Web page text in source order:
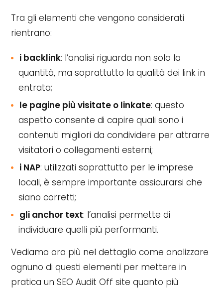
Tra gli elementi che vengono considerati
rientrano:
i backlink: l’analisi riguarda non solo la
quantità, ma soprattutto la qualità dei link in
entrata;
le pagine più visitate o linkate: questo
aspetto consente di capire quali sono i
contenuti migliori da condividere per attrarre
visitatori o collegamenti esterni;
i NAP: utilizzati soprattutto per le imprese
locali, è sempre importante assicurarsi che
siano corretti;
gli anchor text: l’analisi permette di
individuare quelli più performanti.
Vediamo ora più nel dettaglio come analizzare
ognuno di questi elementi per mettere in
pratica un SEO Audit Off site quanto più